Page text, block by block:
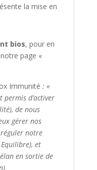
la mise en
bios, pour en
page «
Immunité : «
permis d’activer
de nous
gérer nos
notre
et
en sortie de